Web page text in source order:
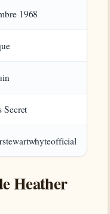
1968
Secret
Heather